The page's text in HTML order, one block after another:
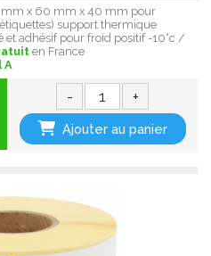
mm x 60 mm x 40 mm pour
étiquettes) support thermique
adhésif pour froid positif -10°c /
en France
A
- +
Ajouter au panier